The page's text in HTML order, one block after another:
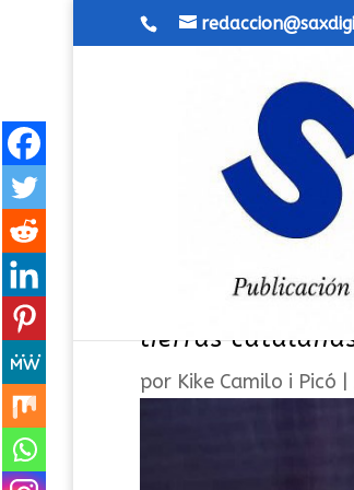
Un sajeño
tierras
por Kike Camilo i Picó